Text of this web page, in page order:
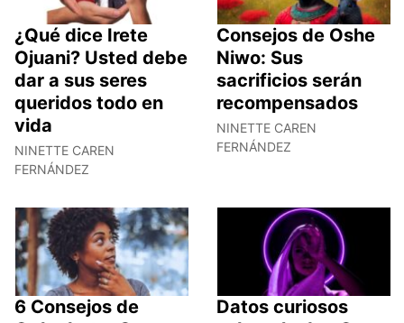
¿Qué dice Irete
Ojuani? Usted debe
dar a sus seres
queridos todo en
vida
NINETTE CAREN
FERNÁNDEZ
Consejos de Oshe
Niwo: Sus
sacrificios serán
recompensados
NINETTE CAREN
FERNÁNDEZ
6 Consejos de
Datos curiosos